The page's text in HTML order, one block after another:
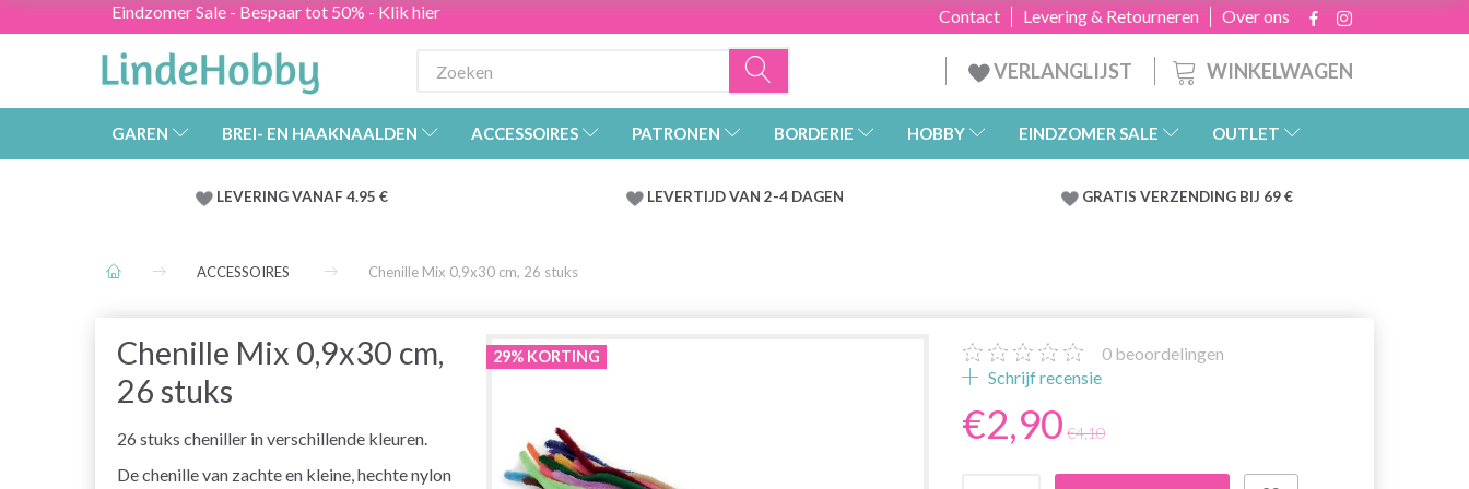
Eindzomer Sale - Bespaar tot 50% - Klik hier Over ons
Levering & Retourneren
Contact
WINKELWAGEN
VERLANGLIJST
GAREN BREI- EN HAAKNAALDEN ACCESSOIRES PATRONEN BORDERIE HOBBY EINDZOMER SALE OUTLET
LEVERING VANAF 4.95 € LEVERTIJD VAN 2-4 DAGEN GRATIS VERZENDING BIJ 69 €
ACCESSOIRES Chenille Mix 0,9x30 cm, 26 stuks
Chenille Mix 0,9x30 cm,
26 stuks
26 stuks cheniller in verschillende kleuren.
De chenille van zachte en kleine, hechte nylon
29% KORTING 0 beoordelingen
Schrijf recensie
€2,90 €4,10